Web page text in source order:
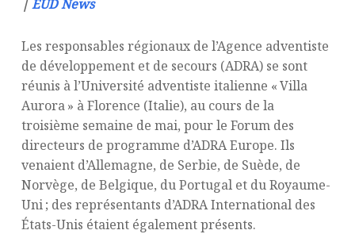
|EUD News
Les responsables régionaux de l’Agence adventiste
de développement et de secours (ADRA) se sont
réunis à l’Université adventiste italienne « Villa
Aurora » à Florence (Italie), au cours de la
troisième semaine de mai, pour le Forum des
directeurs de programme d’ADRA Europe. Ils
venaient d’Allemagne, de Serbie, de Suède, de
Norvège, de Belgique, du Portugal et du Royaume-
Uni ; des représentants d’ADRA International des
États-Unis étaient également présents.